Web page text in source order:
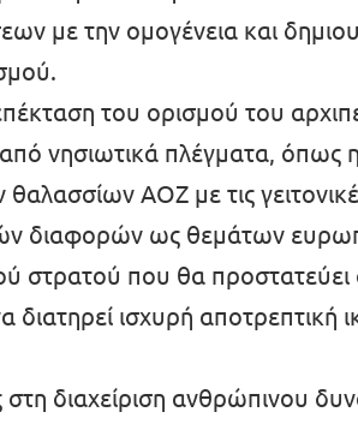
με την ομογένεια και
του ορισμού του
από νησιωτικά πλέγματα, όπως
ΑΟΖ με τις
διαφορών ως θεμάτων
στρατού που θα
διατηρεί ισχυρή
στη διαχείριση ανθρώπινου